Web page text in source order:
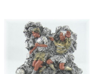
5,10 CHF